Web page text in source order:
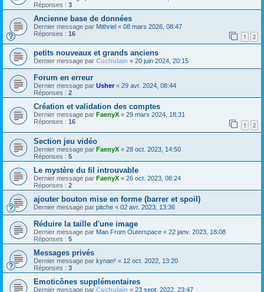
Réponses : 3
Ancienne base de données
Dernier message par Mithriel « 08 mars 2026, 08:47
Réponses : 16 1 2
petits nouveaux et grands anciens
Dernier message par Cuchulain « 20 juin 2024, 20:15
Forum en erreur
Dernier message par Usher« 29 avr. 2024, 08:44
Réponses : 2
Création et validation des comptes
Dernier message par FaenyX « 29 mars 2024, 18:31
Réponses : 16 1 2
Section jeu vidéo
Dernier message par FaenyX « 28 oct. 2023, 14:50
Réponses : 5
Le mystère du fil introuvable
Dernier message par FaenyX « 26 oct. 2023, 08:24
Réponses : 2
ajouter bouton mise en forme (barrer et spoil)
Dernier message par pitche « 02 avr. 2023, 13:36
Réduire la taille d'une image
Dernier message par Man From Outerspace « 22 janv. 2023, 18:08
Réponses : 5
Messages privés
Dernier message par kynan² « 12 oct. 2022, 13:20
Réponses : 3
Emoticônes supplémentaires
Dernier message par Cuchulain « 23 sept. 2022, 23:47